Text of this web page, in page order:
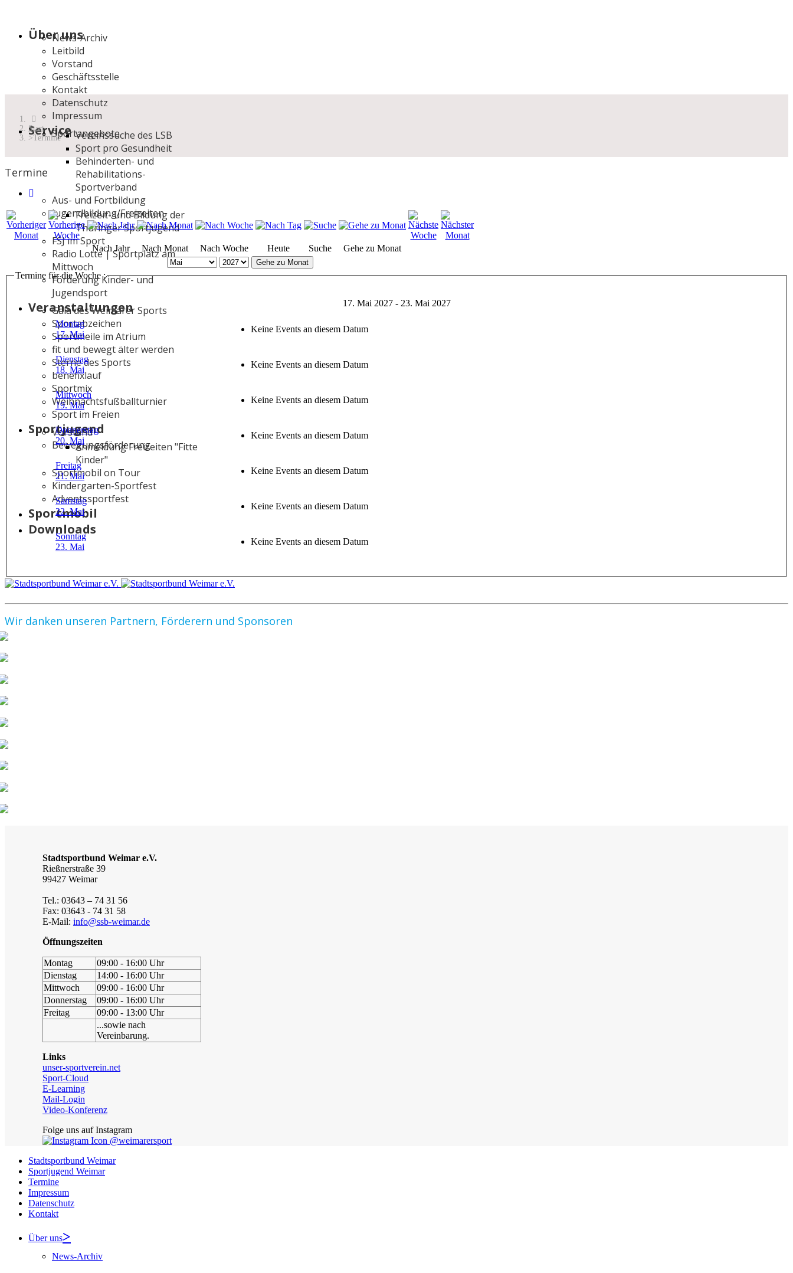
Über uns
News-Archiv
Leitbild
Vorstand
Geschäftsstelle
Kontakt
Datenschutz
Impressum
ServiceSportangebote
Vereinssuche des LSB
Sport pro Gesundheit
Behinderten- und
Rehabilitations-
Sportverband
Aus- und Fortbildung
Jugendbildung/Freizeiten
Freizeit- und Bildung der
Thüringer Sportjugend
FSJ im Sport
Radio Lotte | Sportplatz am
Mittwoch
Förderung Kinder- und
Jugendsport
Veranstaltungen
Gala des Weimarer Sports
Sportabzeichen
Sportmeile im Atrium
fit und bewegt älter werden
Sterne des Sports
benefixlauf
Sportmix
Weihnachtsfußballturnier
Sport im Freien
Sportjugend
Vorstand
Bewegungsförderung
Anmeldung Freizeiten "Fitte
Kinder"
Sportmobil on Tour
Kindergarten-Sportfest
Adventssportfest
Sportmobil
Downloads
Start
Termine
Termine
Nach Jahr Nach Monat Nach Woche Heute Suche Gehe zu Monat
Gehe zu Monat
Termine für die Woche :
17. Mai 2027 - 23. Mai 2027
Montag
17. Mai
Keine Events an diesem Datum
Dienstag
18. Mai
Keine Events an diesem Datum
Mittwoch
19. Mai
Keine Events an diesem Datum
Donnerstag
20. Mai
Keine Events an diesem Datum
Freitag
21. Mai
Keine Events an diesem Datum
Samstag
22. Mai
Keine Events an diesem Datum
Sonntag
23. Mai
Keine Events an diesem Datum
Wir danken unseren Partnern, Förderern und Sponsoren
Stadtsportbund Weimar e.V.
Rießnerstraße 39
99427 Weimar
Tel.: 03643 – 74 31 56
Fax: 03643 - 74 31 58
E-Mail: info@ssb-weimar.de
Öffnungszeiten
Montag
09:00 - 16:00 Uhr
Dienstag
14:00 - 16:00 Uhr
Mittwoch
09:00 - 16:00 Uhr
Donnerstag
09:00 - 16:00 Uhr
Freitag
09:00 - 13:00 Uhr
...sowie nach
Vereinbarung.
Links
unser-sportverein.net
Sport-Cloud
E-Learning
Mail-Login
Video-Konferenz
Folge uns auf Instagram
@weimarersport
Stadtsportbund Weimar
Sportjugend Weimar
Termine
Impressum
Datenschutz
Kontakt
Über uns
News-Archiv